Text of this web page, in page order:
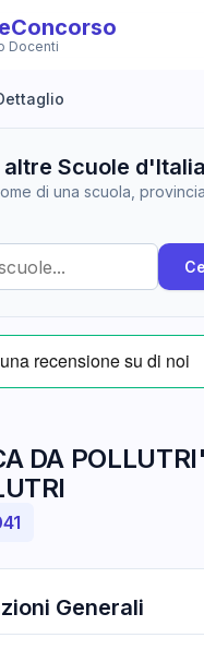
Docenti
Scuole d'Italia
di una scuola,
DA
Generali